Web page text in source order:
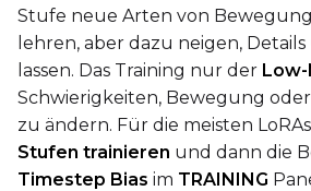
Stufe neue Arten von
lehren, aber dazu neigen,
lassen. Das Training nur der
Schwierigkeiten, Bewegung
zu ändern. Für die meisten
Stufen trainieren und dann die
Timestep Bias im TRAINING